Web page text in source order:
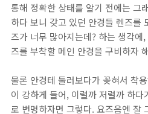
통해 정확한 상태를 알기 전에는 그
하다 보니 갖고 있던 안경들 렌즈를
즈가 너무 많아지는데? 하는 생각에
즈를 부착할 메인 안경을 구비하자
물론 안경테 둘러보다가 꽂혀서 착
이 강하게 들어, 이럴까 저럴까 하
로 변명하자면 그렇다. 요즈음엔 잘